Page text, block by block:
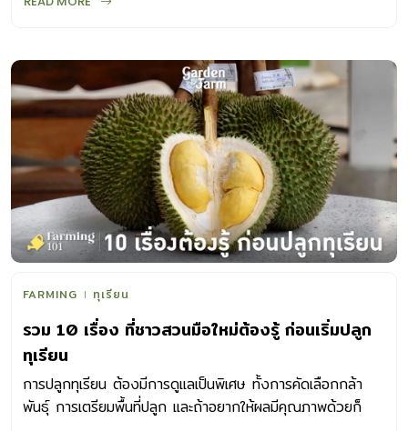
หรือบริเวณริมตลิ่ง รวมถึงเป็นไม้เนื้อแข็งที่เปลือกลำต้นมีช่อง
แลกเปลี่ยนก๊าซตามเปลือก และ รากมีความแข็งหนาเหนียว จึงมี
ความทนทานต่อน้ำท่วมได้ดี ว่าแต่จะมีไม้ผลชนิดใดบ้าง ที่
สามารถทนน้ำท่วมขังได้ดีเราได้รวบรวมมาไว้ทั้งหมด 11 ชนิด
ตามนี้เลย การดูแล ไม้ผลทนน้ำท่วม ระหว่างและหลังน้ำท่วมขัง
ส่วนการดูแลไม้ผลระหว่างน้ำท่วม ให้เร่งระบายน้ำออกจากสวนให้
มากที่สุดถ้าทำได้ ทั้งการใช้เครื่องสูบน้ำ การทำทางระบายน้ำ
และ หาไม้ค้ำยันต้นที่เอนเพื่อป้องกันการโค่นล้ม ส่วนการดูแลหลัง
น้ำลด ให้ตัดแต่งกิ่งที่ฉีกหัก เหี่ยวเฉาออก และ ไม่ควรเดินย่ำ
หรือ ใช้เครื่องจักรในพื้นที่ขณะที่ดินเปียก เพื่อลดการกดทับจน
แน่น หลังจากนั้นให้ฉีดพ่นด้วยปุ๋ยสูตรเสมอ 12-12-12 หรือ
กับการใช้สารป้องกันเชื้อราในดิน สลับกับการใช้ปูนขาวปรับ
สภาพดินให้เป็นกลาง เพื่อป้องกันรากเน่าโคนเน่า และ ปลูก
ทดแทนไม้ผลที่ตายไปด้วย 1 I ไม้ผลทนน้ำท่วม : ชมพู่ ชมพู่ […]
FARMING ทุเรียน
รวม 10 เรื่อง ที่ชาวสวนมือใหม่ต้องรู้ ก่อนเริ่มปลูก
ทุเรียน
การปลูกทุเรียน ต้องมีการดูแลเป็นพิเศษ ทั้งการคัดเลือกกล้า
พันธุ์ การเตรียมพื้นที่ปลูก และถ้าอยากให้ผลมีคุณภาพด้วยก็